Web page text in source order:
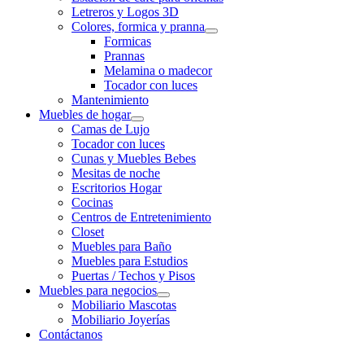
Letreros y Logos 3D
Colores, formica y pranna
Formicas
Prannas
Melamina o madecor
Tocador con luces
Mantenimiento
Muebles de hogar
Camas de Lujo
Tocador con luces
Cunas y Muebles Bebes
Mesitas de noche
Escritorios Hogar
Cocinas
Centros de Entretenimiento
Closet
Muebles para Baño
Muebles para Estudios
Puertas / Techos y Pisos
Muebles para negocios
Mobiliario Mascotas
Mobiliario Joyerías
Contáctanos